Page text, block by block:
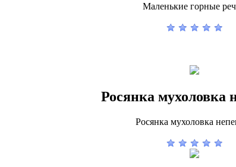
Маленькие горные
Росянка мухоловка
Росянка мухоловка